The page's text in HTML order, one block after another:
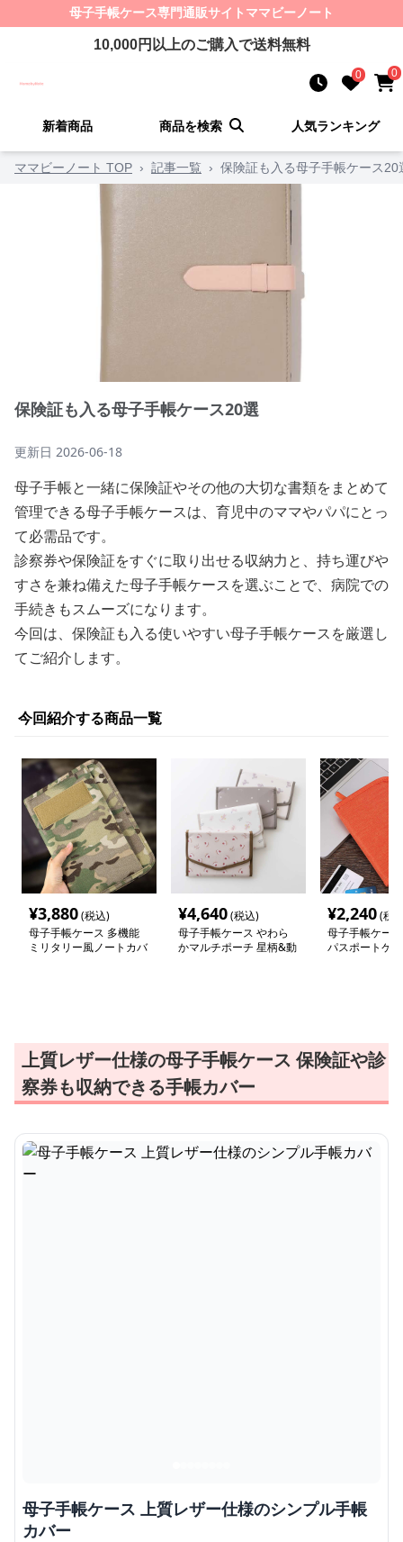
母子手帳ケース専門通販サイト ママビーノート
10,000円以上のご購入で送料無料
0 0
新着商品 商品を検索 人気ランキング
ママビーノート TOP › 記事一覧 › 保険証も入る母子手帳ケース20
保険証も入る母子手帳ケース20選
更新日 2026-06-18
母子手帳と一緒に保険証やその他の大切な書類をまとめて
管理できる母子手帳ケースは、育児中のママやパパにとっ
て必需品です。
診察券や保険証をすぐに取り出せる収納力と、持ち運びや
すさを兼ね備えた母子手帳ケースを選ぶことで、病院での
手続きもスムーズになります。
今回は、保険証も入る使いやすい母子手帳ケースを厳選し
てご紹介します。
今回紹介する商品一覧
¥3,880(税込)
母子手帳ケース 多機能
ミリタリー風ノートカバ
¥4,640(税込)
母子手帳ケース やわら
かマルチポーチ 星柄&動
¥2,240(税
母子手帳ケー
パスポートケ
上質レザー仕様の母子手帳ケース 保険証や診
察券も収納できる手帳カバー
母子手帳ケース 上質レザー仕様のシンプル手帳
カバー